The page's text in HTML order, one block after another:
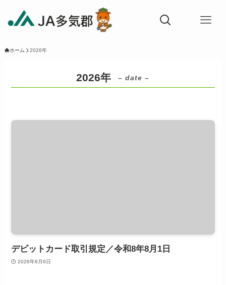
ホーム 2026年
2026年 – date –
デビットカード取引規定／令和8年8月1日
2026年8月6日